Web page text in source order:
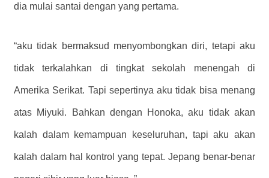
dia mulai santai dengan yang pertama.
“aku tidak bermaksud menyombongkan diri, tetapi aku
tidak terkalahkan di tingkat sekolah menengah di
Amerika Serikat. Tapi sepertinya aku tidak bisa menang
atas Miyuki. Bahkan dengan Honoka, aku tidak akan
kalah dalam kemampuan keseluruhan, tapi aku akan
kalah dalam hal kontrol yang tepat. Jepang benar-benar